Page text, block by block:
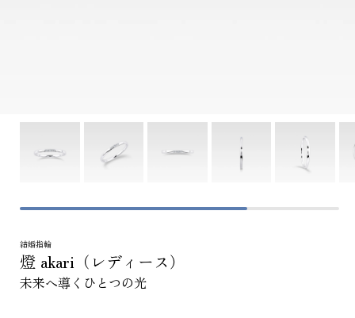
結婚指輪
燈 akari（レディース）
未来へ導くひとつの光